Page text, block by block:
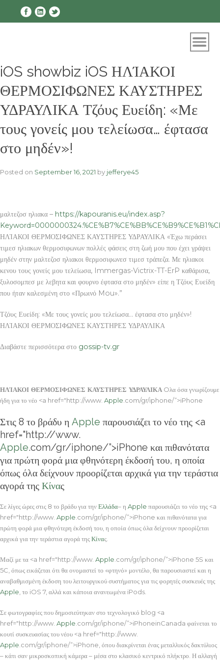
iOS showbiz iOS ΗΛΊΑΚΟΙ
ΘΕΡΜΟΣΙΦΩΝΕΣ ΚΑΥΣΤΗΡΕΣ
ΥΔΡΑΥΛΙΚΑ Τζόυς Ευείδη: «Με
τους γονείς μου τελείωσα… έφτασα
στο μηδέν»!
Posted on September 16, 2021 by jefferye45
μαλτεζοσ ηλιακα – https://kapouranis.eu/index.asp?
ΗΛΊΑΚΟΙ ΘΕΡΜΟΣΙΦΩΝΕΣ ΚΑΥΣΤΗΡΕΣ ΥΔΡΑΥΛΙΚΑ «Έχω περάσει
τιμεσ ηλιακων θερμοσιφωνων πολλές φάσεις στη ζωή μου που έχει γράψει
μηδέν στην μαλτεζοσ ηλιακοι θερμοσιφωνεσ τιμεσ τράπεζα. Με ηλιακοι
κενου τους γονείς μου τελείωσα, Immergas-Victrix-TT-ErP καθάρισα,
ξυλοσομπεσ με λεβητα και φουρνο έφτασα στο μηδέν» είπε η Τζόυς Ευείδη
που ήταν καλεσμένη στο «Πρωινό Mou».”
Τζόυς Ευείδη: «Με τους γονείς μου τελείωσα… έφτασα στο μηδέν»!
ΗΛΊΑΚΟΙ ΘΕΡΜΟΣΙΦΩΝΕΣ ΚΑΥΣΤΗΡΕΣ ΥΔΡΑΥΛΙΚΑ
Διαβάστε περισσότερα στο gossip-tv.gr
ΗΛΊΑΚΟΙ ΘΕΡΜΟΣΙΦΩΝΕΣ ΚΑΥΣΤΗΡΕΣ ΥΔΡΑΥΛΙΚΑ Oλα όσα γνωρίζουμε
ήδη για το νέο <a href="http://www. Apple .com/gr/iphone/”>iPhone
Στις 8 το βράδυ η Apple παρουσιάζει το νέο της <a
href="http://www.
Apple.com/gr/iphone/”>iPhone και πιθανότατα
για πρώτη φορά μια φθηνότερη έκδοσή του, η οποία
όπως όλα δείχνουν προορίζεται αρχικά για την τεράστια
αγορά της Κίνας
Σε λίγες ώρες στις 8 το βράδυ για τηνΕλλάδα– η Apple παρουσιάζει το νέο της <a
href="http://www. Apple .com/gr/iphone/”>iPhone και πιθανότατα για
πρώτη φορά μια φθηνότερη έκδοσή του, η οποία όπως όλα δείχνουν προορίζεται
αρχικά για την τεράστια αγορά τηςΚίνας.
Μαζί με τα <a href="http://www. Apple .com/gr/iphone/”>iPhone 5S και
5C, όπως εικάζεται ότι θα ονομαστεί το «φτηνό» μοντέλο, θα παρουσιαστεί και η
αναβαθμισμένη έκδοση του λειτουργικού συστήματος για τις φορητές συσκευές της
Apple , το iOS 7, αλλά και κάποια ανανεωμένα iPods.
Σε φωτογραφίες που δημοσιεύτηκαν στο τεχνολογικό blog <a
href="http://www. Apple .com/gr/iphone/”>iPhoneinCanada φαίνεται το
κουτί συσκευασίας του νέου <a href="http://www.
Apple .com/gr/iphone/”>iPhone, όπου διακρίνεται ένας μεταλλικός δακτύλιος
– κάτι σαν μικροσκοπική κάμερα – μέσα στο κλασικό κεντρικό πλήκτρο. Η αλλαγή